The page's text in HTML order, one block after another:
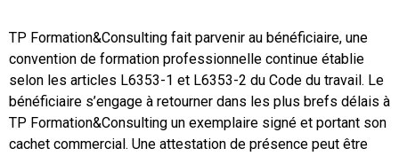
TP Formation&Consulting fait parvenir au bénéficiaire, une
convention de formation professionnelle continue établie
selon les articles L6353-1 et L6353-2 du Code du travail. Le
bénéficiaire s’engage à retourner dans les plus brefs délais à
TP Formation&Consulting un exemplaire signé et portant son
cachet commercial. Une attestation de présence peut être